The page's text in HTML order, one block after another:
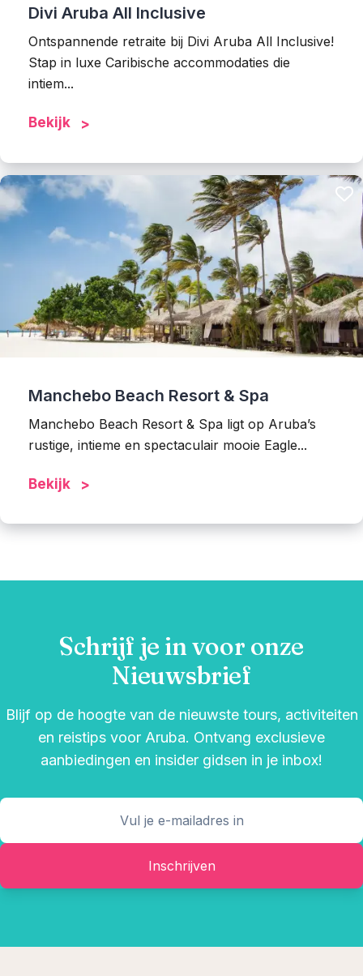
Divi Aruba All Inclusive
Ontspannende retraite bij Divi Aruba All Inclusive!
Stap in luxe Caribische accommodaties die
intiem...
Bekijk
Manchebo Beach Resort & Spa
Manchebo Beach Resort & Spa ligt op Aruba’s
rustige, intieme en spectaculair mooie Eagle...
Bekijk
Schrijf je in voor onze
Nieuwsbrief
Blijf op de hoogte van de nieuwste tours, activiteiten
en reistips voor Aruba. Ontvang exclusieve
aanbiedingen en insider gidsen in je inbox!
Inschrijven